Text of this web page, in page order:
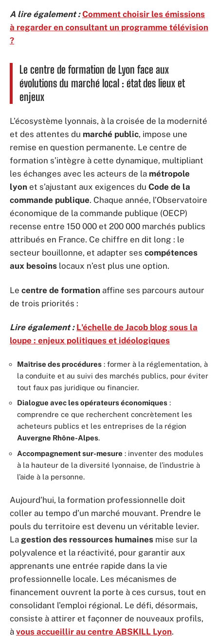
A lire également : Comment choisir les émissions
à regarder en consultant un programme télévision
?
Le centre de formation de Lyon face aux
évolutions du marché local : état des lieux et
enjeux
L’écosystème lyonnais, à la croisée de la modernité
et des attentes du marché public, impose une
remise en question permanente. Le centre de
formation s’intègre à cette dynamique, multipliant
les échanges avec les acteurs de la métropole
lyon et s’ajustant aux exigences du Code de la
commande publique. Chaque année, l’Observatoire
économique de la commande publique (OECP)
recense entre 150 000 et 200 000 marchés publics
attribués en France. Ce chiffre en dit long : le
secteur bouillonne, et adapter ses compétences
aux besoins locaux n’est plus une option.
Le centre de formation affine ses parcours autour
de trois priorités :
Lire également : L'échelle de Jacob blog sous la
loupe : enjeux politiques et idéologiques
Maîtrise des procédures : former à la réglementation, à
la conduite et au suivi des marchés publics, pour éviter
tout faux pas juridique ou financier.
Dialogue avec les opérateurs économiques :
comprendre ce que recherchent concrètement les
acheteurs publics et les entreprises de la région
Auvergne Rhône-Alpes.
Accompagnement sur-mesure : inventer des modules
à la hauteur de la diversité lyonnaise, de l’industrie à
l’aide à la personne.
Aujourd’hui, la formation professionnelle doit
coller au tempo d’un marché mouvant. Prendre le
pouls du territoire est devenu un véritable levier.
La gestion des ressources humaines mise sur la
polyvalence et la réactivité, pour garantir aux
apprenants une entrée rapide dans la vie
professionnelle locale. Les mécanismes de
financement ouvrent la porte à ces cursus, tout en
consolidant l’emploi régional. Le défi, désormais,
consiste à attirer et façonner de nouveaux profils,
à vous accueillir au centre ABSKILL Lyon.